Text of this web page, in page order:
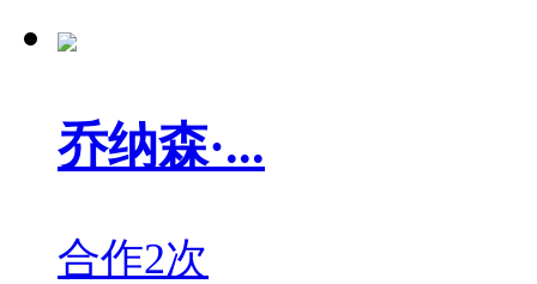
乔纳森·...
合作2次